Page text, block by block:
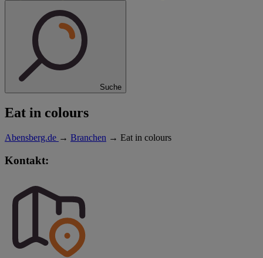
Suche
Eat in colours
Abensberg.de → Branchen → Eat in colours
Kontakt: